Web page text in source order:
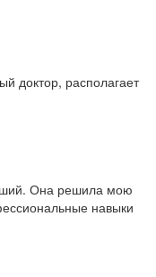
доктор, располагает
Она решила мою
навыки